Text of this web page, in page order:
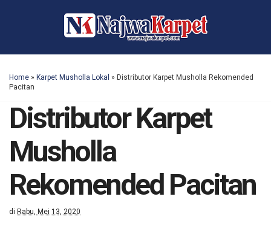
Home » Karpet Musholla Lokal » Distributor Karpet Musholla Rekomended
Pacitan
Distributor Karpet
Musholla
Rekomended Pacitan
di Rabu, Mei 13, 2020